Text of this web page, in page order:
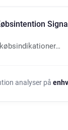
analyser på